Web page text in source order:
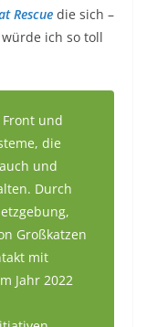
Rescue die sich –
ich so toll
und
die
und
Durch
Großkatzen
mit
Jahr 2022